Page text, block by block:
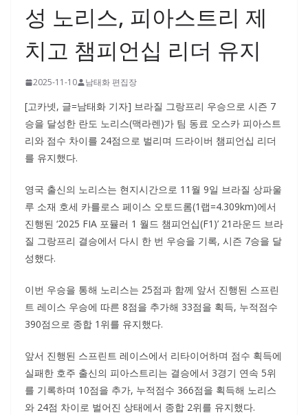
성 노리스, 피아스트리 제
치고 챔피언십 리더 유지
2025-11-10 남태화 편집장
[고카넷, 글=남태화 기자] 브라질 그랑프리 우승으로 시즌 7
승을 달성한 란도 노리스(맥라렌)가 팀 동료 오스카 피아스트
리와 점수 차이를 24점으로 벌리며 드라이버 챔피언십 리더
를 유지했다.
영국 출신의 노리스는 현지시간으로 11월 9일 브라질 상파울
루 소재 호세 카를로스 페이스 오토드롬(1랩=4.309km)에서
진행된 ‘2025 FIA 포뮬러 1 월드 챔피언십(F1)’ 21라운드 브라
질 그랑프리 결승에서 다시 한 번 우승을 기록, 시즌 7승을 달
성했다.
이번 우승을 통해 노리스는 25점과 함께 앞서 진행된 스프린
트 레이스 우승에 따른 8점을 추가해 33점을 획득, 누적점수
390점으로 종합 1위를 유지했다.
앞서 진행된 스프린트 레이스에서 리타이어하며 점수 획득에
실패한 호주 출신의 피아스트리는 결승에서 3경기 연속 5위
를 기록하며 10점을 추가, 누적점수 366점을 획득해 노리스
와 24점 차이로 벌어진 상태에서 종합 2위를 유지했다.